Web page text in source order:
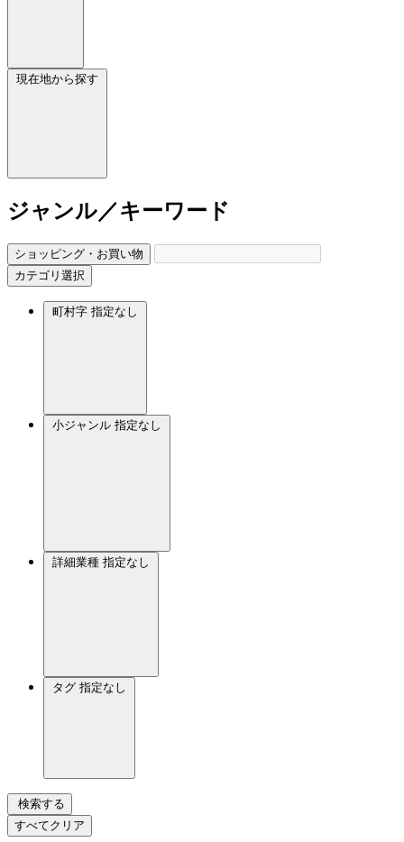
現在地から探す
ジャンル／キーワード
ショッピング・お買い物
カテゴリ選択
町村字 指定なし
小ジャンル 指定なし
詳細業種 指定なし
タグ 指定なし
検索する
すべてクリア